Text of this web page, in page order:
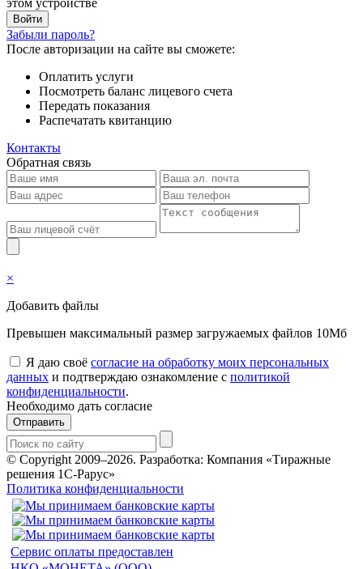
этом устройстве
Забыли пароль?
После авторизации на сайте вы сможете:
Оплатить услуги
Посмотреть баланс лицевого счета
Передать показания
Распечатать квитанцию
Контакты
Обратная связь
×
Добавить файлы
Превышен максимальный размер загружаемых файлов 10Мб
Я даю своё согласие на обработку моих персональных
данных и подтверждаю ознакомление с политикой
конфиденциальности.
Необходимо дать согласие
Отправить
© Copyright 2009–2026. Разработка: Компания «Тиражные
решения 1С-Рарус»
Политика конфиденциальности
Сервис оплаты предоставлен